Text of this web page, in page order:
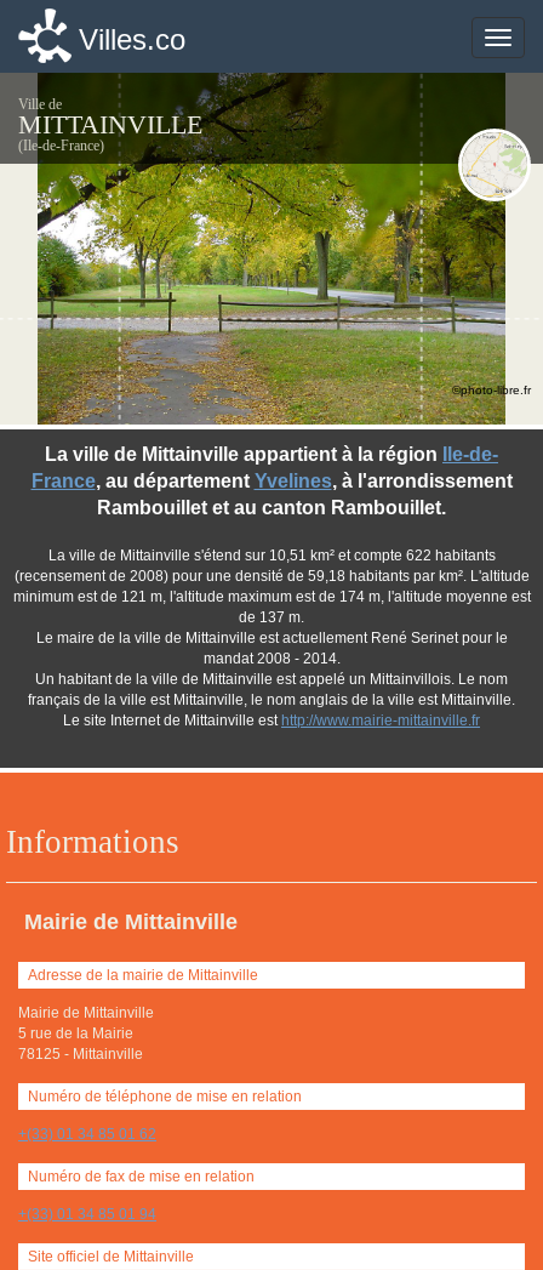
Toggle
Villes.co
Ville de
MITTAINVILLE
(Ile-de-France)
Informations
Mairie de Mittainville
Adresse de la mairie de Mittainville
Mairie de Mittainville
5 rue de la Mairie
78125 - Mittainville
Numéro de téléphone de mise en relation
+(33) 01 34 85 01 62
Numéro de fax de mise en relation
+(33) 01 34 85 01 94
Site officiel de Mittainville
La ville de Mittainville appartient à la région
Ile-de-
France, au département Yvelines, à l'arrondissement
Rambouillet et au canton Rambouillet.
La ville de Mittainville s'étend sur 10,51 km² et compte 622 habitants
(recensement de 2008) pour une densité de 59,18 habitants par km². L'altitude
minimum est de 121 m, l'altitude maximum est de 174 m, l'altitude moyenne est
de 137 m.
Le maire de la ville de Mittainville est actuellement René Serinet pour le
mandat 2008 - 2014.
Un habitant de la ville de Mittainville est appelé un Mittainvillois. Le nom
français de la ville est Mittainville, le nom anglais de la ville est Mittainville.
Le site Internet de Mittainville est http://www.mairie-mittainville.fr
©photo-libre.fr
Toggle
Villes.co